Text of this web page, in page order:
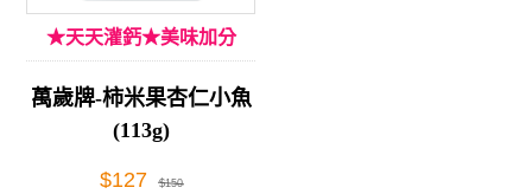
★天天灌鈣★美味加分
萬歲牌-柿米果杏仁小魚
(113g)
$127 $150